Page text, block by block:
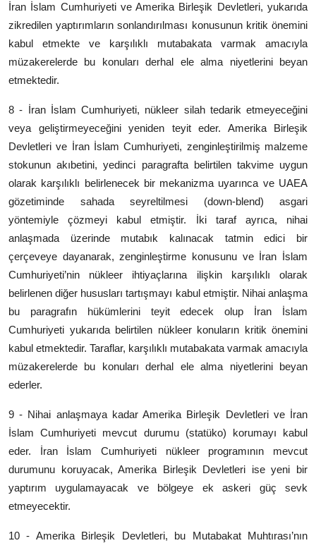
İran İslam Cumhuriyeti ve Amerika Birleşik Devletleri, yukarıda
zikredilen yaptırımların sonlandırılması konusunun kritik önemini
kabul etmekte ve karşılıklı mutabakata varmak amacıyla
müzakerelerde bu konuları derhal ele alma niyetlerini beyan
etmektedir.
8 - İran İslam Cumhuriyeti, nükleer silah tedarik etmeyeceğini
veya geliştirmeyeceğini yeniden teyit eder. Amerika Birleşik
Devletleri ve İran İslam Cumhuriyeti, zenginleştirilmiş malzeme
stokunun akıbetini, yedinci paragrafta belirtilen takvime uygun
olarak karşılıklı belirlenecek bir mekanizma uyarınca ve UAEA
gözetiminde sahada seyreltilmesi (down-blend) asgari
yöntemiyle çözmeyi kabul etmiştir. İki taraf ayrıca, nihai
anlaşmada üzerinde mutabık kalınacak tatmin edici bir
çerçeveye dayanarak, zenginleştirme konusunu ve İran İslam
Cumhuriyeti’nin nükleer ihtiyaçlarına ilişkin karşılıklı olarak
belirlenen diğer hususları tartışmayı kabul etmiştir. Nihai anlaşma
bu paragrafın hükümlerini teyit edecek olup İran İslam
Cumhuriyeti yukarıda belirtilen nükleer konuların kritik önemini
kabul etmektedir. Taraflar, karşılıklı mutabakata varmak amacıyla
müzakerelerde bu konuları derhal ele alma niyetlerini beyan
ederler.
9 - Nihai anlaşmaya kadar Amerika Birleşik Devletleri ve İran
İslam Cumhuriyeti mevcut durumu (statüko) korumayı kabul
eder. İran İslam Cumhuriyeti nükleer programının mevcut
durumunu koruyacak, Amerika Birleşik Devletleri ise yeni bir
yaptırım uygulamayacak ve bölgeye ek askeri güç sevk
etmeyecektir.
10 - Amerika Birleşik Devletleri, bu Mutabakat Muhtırası’nın